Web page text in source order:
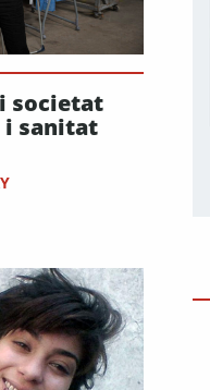
societat
i sanitat